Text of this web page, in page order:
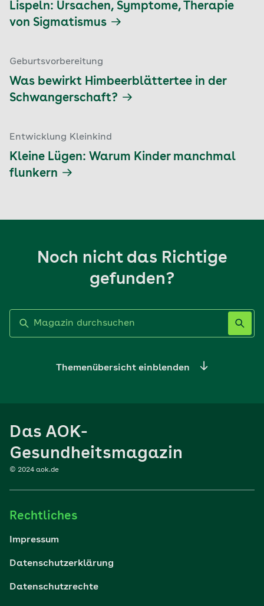
Lispeln: Ursachen, Symptome, Therapie
von Sigmatismus
Geburtsvorbereitung
Was bewirkt Himbeerblättertee in der
Schwangerschaft?
Entwicklung Kleinkind
Kleine Lügen: Warum Kinder manchmal
flunkern
Noch nicht das Richtige
gefunden?
Themenübersicht einblenden
Sport
Reisen
Wohlbefinden
Das AOK-
Gesundheitsmagazin
© 2024 aok.de
Rechtliches
Impressum
Datenschutzerklärung
Datenschutzrechte